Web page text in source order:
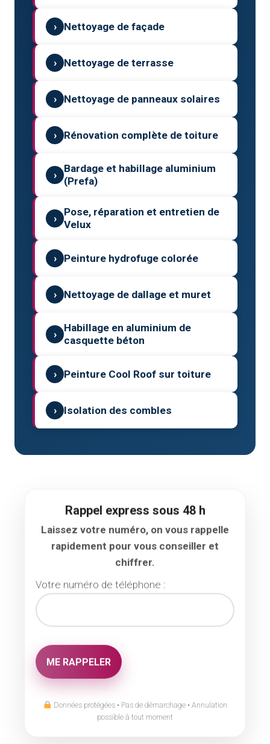
› Nettoyage de façade
› Nettoyage de terrasse
› Nettoyage de panneaux solaires
› Rénovation complète de toiture
›
Bardage et habillage aluminium
(Prefa)
›
Pose, réparation et entretien de
Velux
› Peinture hydrofuge colorée
› Nettoyage de dallage et muret
›
Habillage en aluminium de
casquette béton
› Peinture Cool Roof sur toiture
› Isolation des combles
Rappel express sous 48 h
Laissez votre numéro, on vous rappelle
rapidement pour vous conseiller et
chiffrer.
Votre numéro de téléphone :
Données protégées • Pas de démarchage • Annulation
possible à tout moment